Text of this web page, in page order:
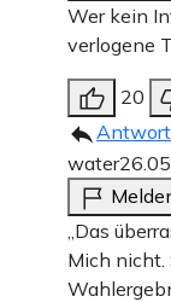
Wer kein
verlogene
20
water
„Das
Mich nicht.